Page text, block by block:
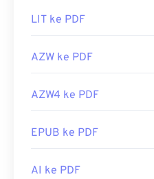
LIT ke PDF
AZW ke PDF
AZW4 ke PDF
EPUB ke PDF
AI ke PDF